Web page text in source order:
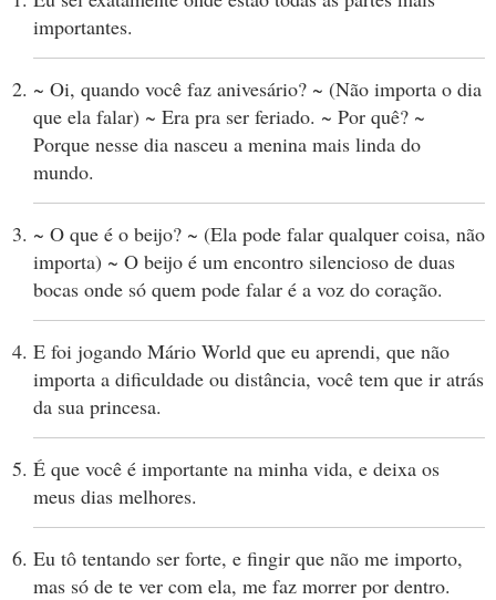
importantes.
~ Oi, quando você faz anivesário? ~ (Não importa o dia
que ela falar) ~ Era pra ser feriado. ~ Por quê? ~
Porque nesse dia nasceu a menina mais linda do
mundo.
~ O que é o beijo? ~ (Ela pode falar qualquer coisa, não
importa) ~ O beijo é um encontro silencioso de duas
bocas onde só quem pode falar é a voz do coração.
E foi jogando Mário World que eu aprendi, que não
importa a dificuldade ou distância, você tem que ir atrás
da sua princesa.
É que você é importante na minha vida, e deixa os
meus dias melhores.
Eu tô tentando ser forte, e fingir que não me importo,
mas só de te ver com ela, me faz morrer por dentro.